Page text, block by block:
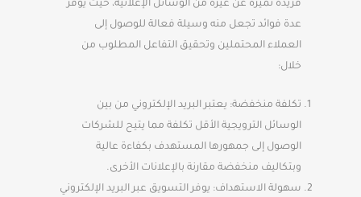
فريدة تميزه عن غيره من الوسائل الإعلانية، حيث يوفر
عدة فوائد تجعل منه وسيلة فعالة للوصول إلى
العملاء المحتملين وتحقيق التفاعل المطلوب من
خلال:
تكلفة منخفضة: يعتبر البريد الإلكتروني من بين
الوسائل الترويجية الأقل تكلفة مما يتيح للشركات
الوصول إلى جمهورها المستهدف بكفاءة عالية
وبتكاليف منخفضة مقارنة بالإعلانات الأخرى.
سهولة الاستهداف: يوفر التسويق عبر البريد الإلكتروني